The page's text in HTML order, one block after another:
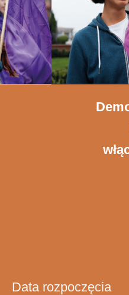
Data rozpoczęcia